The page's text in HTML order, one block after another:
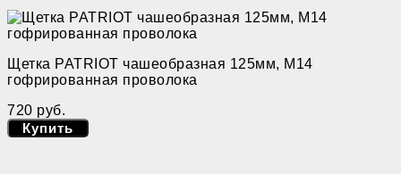
Щетка PATRIOT чашеобразная 125мм, М14
гофрированная проволока
720 руб.
Купить